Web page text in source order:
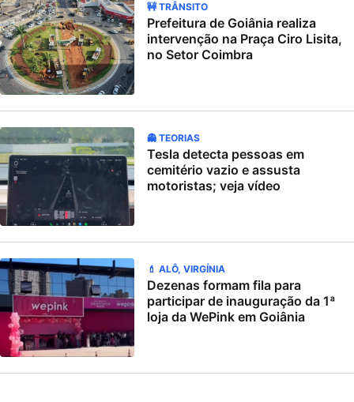
🚧 TRÂNSITO
Prefeitura de Goiânia realiza
intervenção na Praça Ciro Lisita,
no Setor Coimbra
👻 TEORIAS
Tesla detecta pessoas em
cemitério vazio e assusta
motoristas; veja vídeo
💄 ALÔ, VIRGÍNIA
Dezenas formam fila para
participar de inauguração da 1ª
loja da WePink em Goiânia